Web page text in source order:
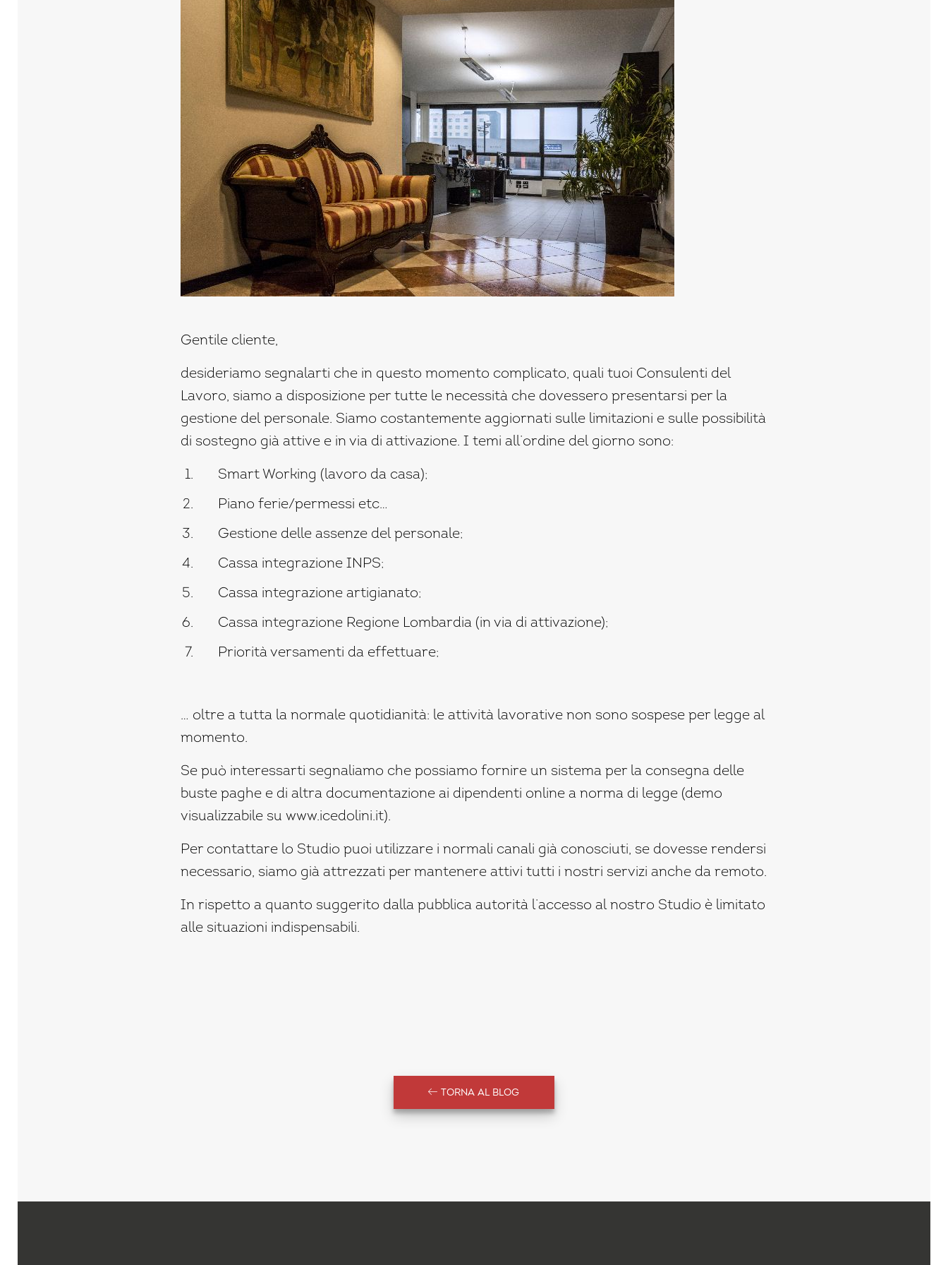
Gentile cliente,
desideriamo segnalarti che in questo momento complicato, quali tuoi Consulenti del
Lavoro, siamo a disposizione per tutte le necessità che dovessero presentarsi per la
gestione del personale. Siamo costantemente aggiornati sulle limitazioni e sulle possibilità
di sostegno già attive e in via di attivazione. I temi all’ordine del giorno sono:
Smart Working (lavoro da casa);
Piano ferie/permessi etc…
Gestione delle assenze del personale;
Cassa integrazione INPS;
Cassa integrazione artigianato;
Cassa integrazione Regione Lombardia (in via di attivazione);
Priorità versamenti da effettuare;
… oltre a tutta la normale quotidianità: le attività lavorative non sono sospese per legge al
momento.
Se può interessarti segnaliamo che possiamo fornire un sistema per la consegna delle
buste paghe e di altra documentazione ai dipendenti online a norma di legge (demo
visualizzabile su www.icedolini.it).
Per contattare lo Studio puoi utilizzare i normali canali già conosciuti, se dovesse rendersi
necessario, siamo già attrezzati per mantenere attivi tutti i nostri servizi anche da remoto.
In rispetto a quanto suggerito dalla pubblica autorità l’accesso al nostro Studio è limitato
alle situazioni indispensabili.
TORNA AL BLOG